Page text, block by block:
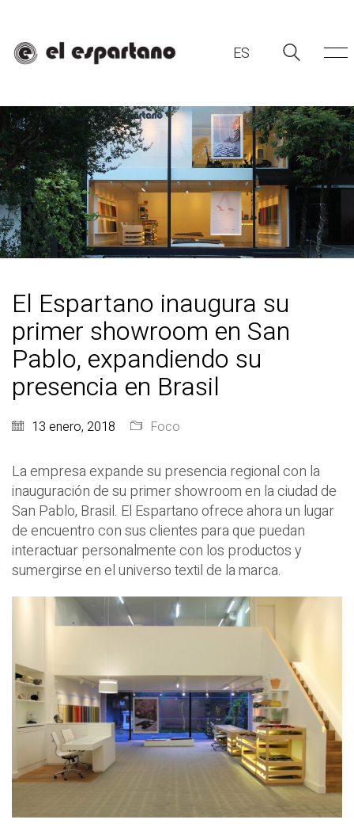
ES
ES
El Espartano inaugura su
primer showroom en San
Pablo, expandiendo su
presencia en Brasil
13 enero, 2018 Foco
La empresa expande su presencia regional con la
inauguración de su primer showroom en la ciudad de
San Pablo, Brasil. El Espartano ofrece ahora un lugar
de encuentro con sus clientes para que puedan
interactuar personalmente con los productos y
sumergirse en el universo textil de la marca.